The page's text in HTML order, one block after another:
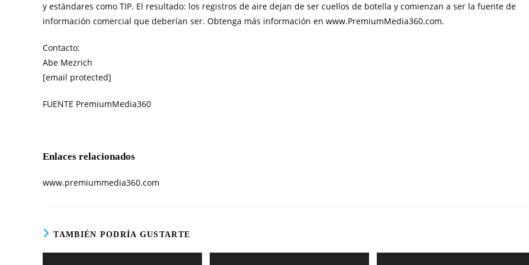
y estándares como TIP. El resultado: los registros de aire dejan de ser cuellos de botella y comienzan a ser la fuente de
información comercial que deberían ser. Obtenga más información en www.PremiumMedia360.com.
Contacto:
Abe Mezrich
[email protected]
FUENTE PremiumMedia360
Enlaces relacionados
www.premiummedia360.com
TAMBIÉN PODRÍA GUSTARTE